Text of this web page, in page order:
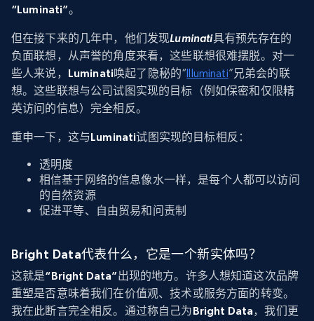
“Luminati”。
但在接下来的几年中，他们发现Luminati具有预先存在的
负面联想，从声誉的角度来看，这些联想很难摆脱。对一
些人来说， Luminati唤起了隐秘的“ Illuminati”兄弟会的联
想。这些联想与公司试图实现的目标（例如保密和仅限精
英访问的信息）完全相反。
重申一下，这与Luminati试图实现的目标相反：
透明度
相信基于网络的信息像水一样，是每个人都可以访问
的自然资源
促进平等、自由贸易和问责制
Bright Data代表什么，它是一个新实体吗？
这就是“Bright Data”出现的地方。许多人想知道这次品牌
重塑是否意味着我们在价值观、技术或服务方面的转变。
我在此断言完全相反。通过称自己为Bright Data，我们更